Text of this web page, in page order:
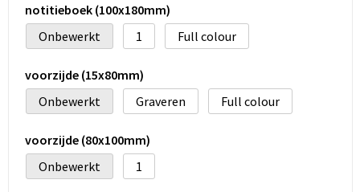
Kledingtassen
notitieboek (100x180mm)
Onbewerkt
1 Full colour
voorzijde (15x80mm)
Onbewerkt
Graveren Full colour
voorzijde (80x100mm)
Onbewerkt
1